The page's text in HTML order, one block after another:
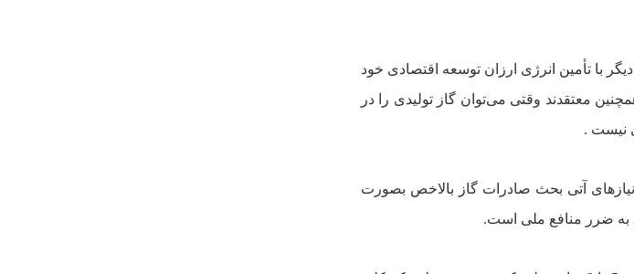
با تأمين انرژى ارزان توسعه اقتصادى خود
معتقدند وقتى مى‌توان گاز توليدى را در
نيست .
نيازهاى آتى بحث صادرات گاز بالاخص بصورت
به ضرر منافع ملى است.